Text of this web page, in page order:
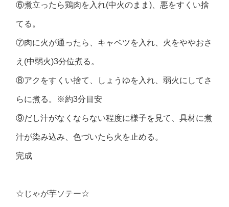
⑥煮立ったら鶏肉を入れ(中火のまま)、悪をすくい捨
てる。
⑦肉に火が通ったら、キャベツを入れ、火をややおさ
え(中弱火)3分位煮る。
⑧アクをすくい捨て、しょうゆを入れ、弱火にしてさ
らに煮る。※約3分目安
⑨だし汁がなくならない程度に様子を見て、具材に煮
汁が染み込み、色づいたら火を止める。
完成
☆じゃが芋ソテー☆